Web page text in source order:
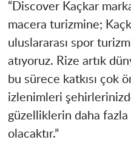
“Discover Kaçkar
macera turizmine;
uluslararası spor
atıyoruz. Rize artık
bu sürece katkısı çok
izlenimleri
güzelliklerin daha fazla
olacaktır.”